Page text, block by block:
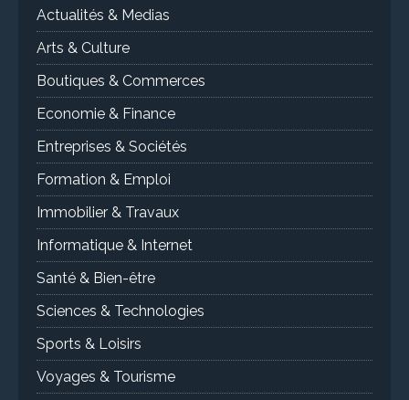
Actualités & Medias
Arts & Culture
Boutiques & Commerces
Economie & Finance
Entreprises & Sociétés
Formation & Emploi
Immobilier & Travaux
Informatique & Internet
Santé & Bien-être
Sciences & Technologies
Sports & Loisirs
Voyages & Tourisme